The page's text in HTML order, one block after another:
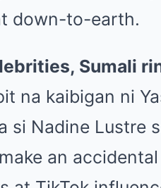
down-to-earth.
Sumali
na kaibigan ni
si Nadine Lustre
an